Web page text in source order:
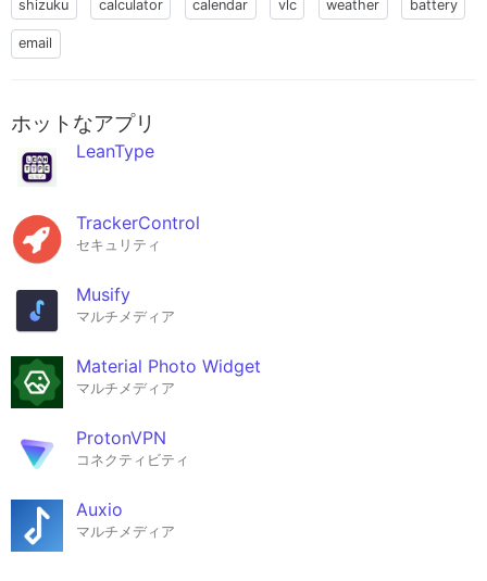
shizuku calculator calendar vlc weather battery
email
ホットなアプリ
LeanType
TrackerControl
セキュリティ
Musify
マルチメディア
Material Photo Widget
マルチメディア
ProtonVPN
コネクティビティ
Auxio
マルチメディア